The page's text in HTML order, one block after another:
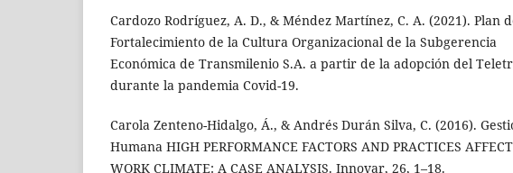
Cardozo Rodríguez, A. D., & Méndez Martínez, C. A. (2021). Plan
Fortalecimiento de la Cultura Organizacional de la Subgerencia
Económica de Transmilenio S.A. a partir de la adopción del
durante la pandemia Covid-19.
Carola Zenteno-Hidalgo, Á., & Andrés Durán Silva, C. (2016).
Humana HIGH PERFORMANCE FACTORS AND PRACTICES
WORK CLIMATE: A CASE ANALYSIS. Innovar, 26, 1–18.